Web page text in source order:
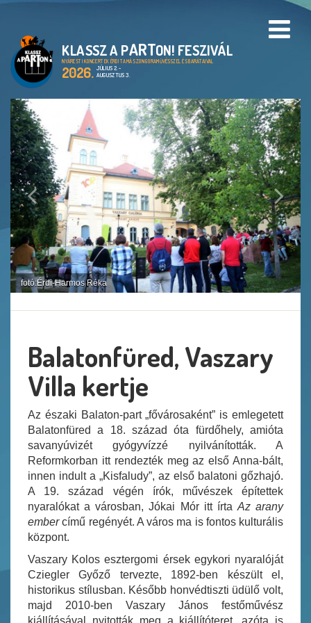
KLASSZ A PARTON! FESZIVÁL
NYÁRESTI KONCERTEK ÉRDI TAMÁS ZONGORAMŰVÉSSZEL ÉS BARÁTAIVAL
2026. JÚLIUS 2. -
AUGUSZTUS 3.
fotó:Érdi-Harmos Réka
Balatonfüred, Vaszary
Villa kertje
Az északi Balaton-part „fővárosaként” is emlegetett
Balatonfüred a 18. század óta fürdőhely, amióta
savanyúvizét gyógyvízzé nyilvánították. A
Reformkorban itt rendezték meg az első Anna-bált,
innen indult a „Kisfaludy”, az első balatoni gőzhajó.
A 19. század végén írók, művészek építettek
nyaralókat a városban, Jókai Mór itt írta Az arany
embercímű regényét. A város ma is fontos kulturális
központ.
Vaszary Kolos esztergomi érsek egykori nyaralóját
Cziegler Győző tervezte, 1892-ben készült el,
historikus stílusban. Később honvédtiszti üdülő volt,
majd 2010-ben Vaszary János festőművész
kiállításával nyitották meg a kiállítóteret, azóta is
PROGRAMOK
A KLASSZ A PARTON!
FESZTIVÁL
CIMBORA ALAPÍTVÁNY
ARCHIVUM
GALÉRIA